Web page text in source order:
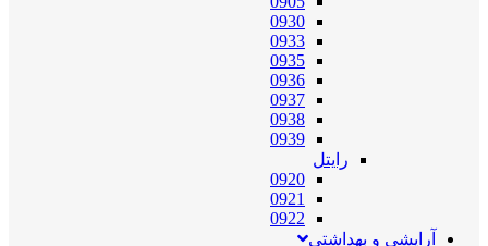
0930
0933
0935
0936
0937
0938
0939
رایتل
0920
0921
0922
آرایشی و بهداشتی